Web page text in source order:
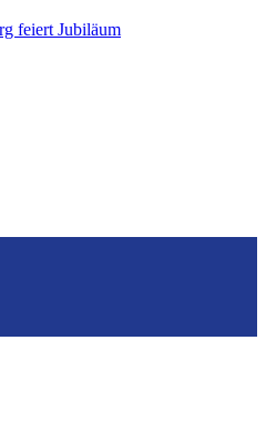
feiert Jubiläum